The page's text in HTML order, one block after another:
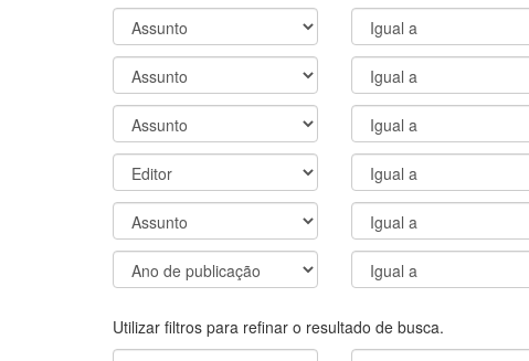
Utilizar filtros para refinar o resultado de busca.